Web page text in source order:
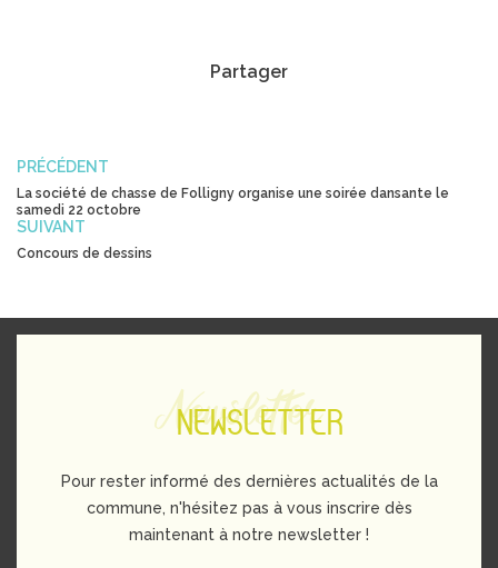
Partager
PRÉCÉDENT
La société de chasse de Folligny organise une soirée dansante le
samedi 22 octobre
SUIVANT
Concours de dessins
Newsletter
NEWSLETTER
Pour rester informé des dernières actualités de la
commune, n'hésitez pas à vous inscrire dès
maintenant à notre newsletter !